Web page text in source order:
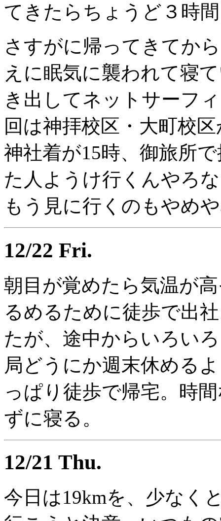
てきたらちょうど３時
さすがに帰ってきてか
えに眠気に襲われて寝
き出してネットサーフ
回は神拝校区・大町校
神社着が15時、御旅所
た人ようけ行くんやろ
もう見に行くのもやめ
12/22 Fri.
朝目が覚めたら気温が
るめるために徒歩で出
たが、途中からいろい
局どうにか週末休める
っぱり徒歩で帰宅。時
ずに寝る。
12/21 Thu.
今日は19kmを、少なく